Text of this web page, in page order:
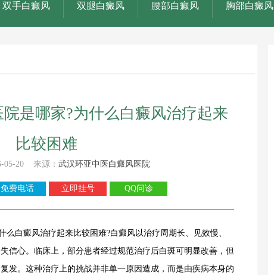
双手白癜风 双腿白癜风 腰部白癜风 胸部白癜风
是哪家?为什么白癜风治疗起来
比较困难
05-20 来源： 武汉环亚中医白癜风医院
免费电话 立即挂号 QQ问诊
癜风治疗起来比较困难?白癜风以治疗周期长、见效慢、
信心。临床上，部分患者经过规范治疗后白斑可明显改善，但
发。这种治疗上的挑战并非单一原因造成，而是由疾病本身的